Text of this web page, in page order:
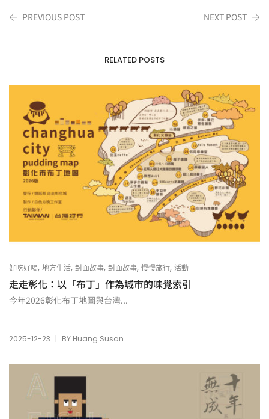
PREVIOUS POST NEXT POST
RELATED POSTS
好吃好喝, 地方生活, 封面故事, 封面故事, 慢慢旅行, 活動
走走彰化：以「布丁」作為城市的味覺索引
今年2026彰化布丁地圖與台灣...
2025-12-23 | BY Huang Susan